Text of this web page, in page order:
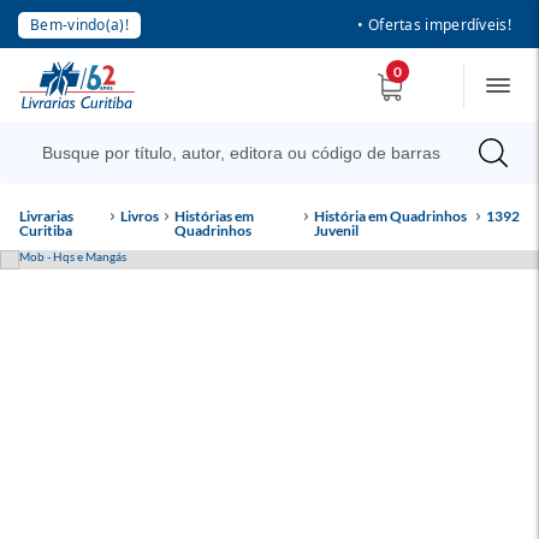
Bem-vindo(a)! • Ofertas imperdíveis!
0
Livrarias
Curitiba
Livros
Histórias em
Quadrinhos
História em Quadrinhos
Juvenil
1392